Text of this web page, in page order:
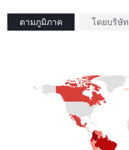
ตามภูมิภาค โดยบริษัท